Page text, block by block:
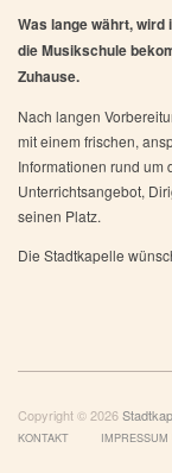
Was lange währt,
die Musikschule
Zuhause.
Nach langen
mit einem frischen,
Informationen rund um
Unterrichtsangebot,
seinen Platz.
Die Stadtkapelle
Copyright © 2026
KONTAKT